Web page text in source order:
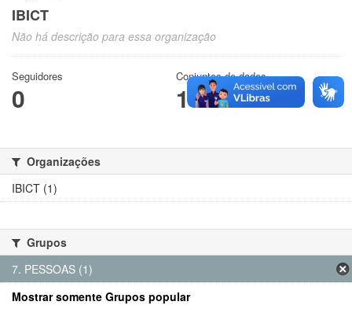
IBICT
Não há descrição para essa organização
Seguidores
0
Conjuntos de dados
1
Organizações
IBICT (1)
Grupos
7. PESSOAS (1)
Mostrar somente Grupos popular